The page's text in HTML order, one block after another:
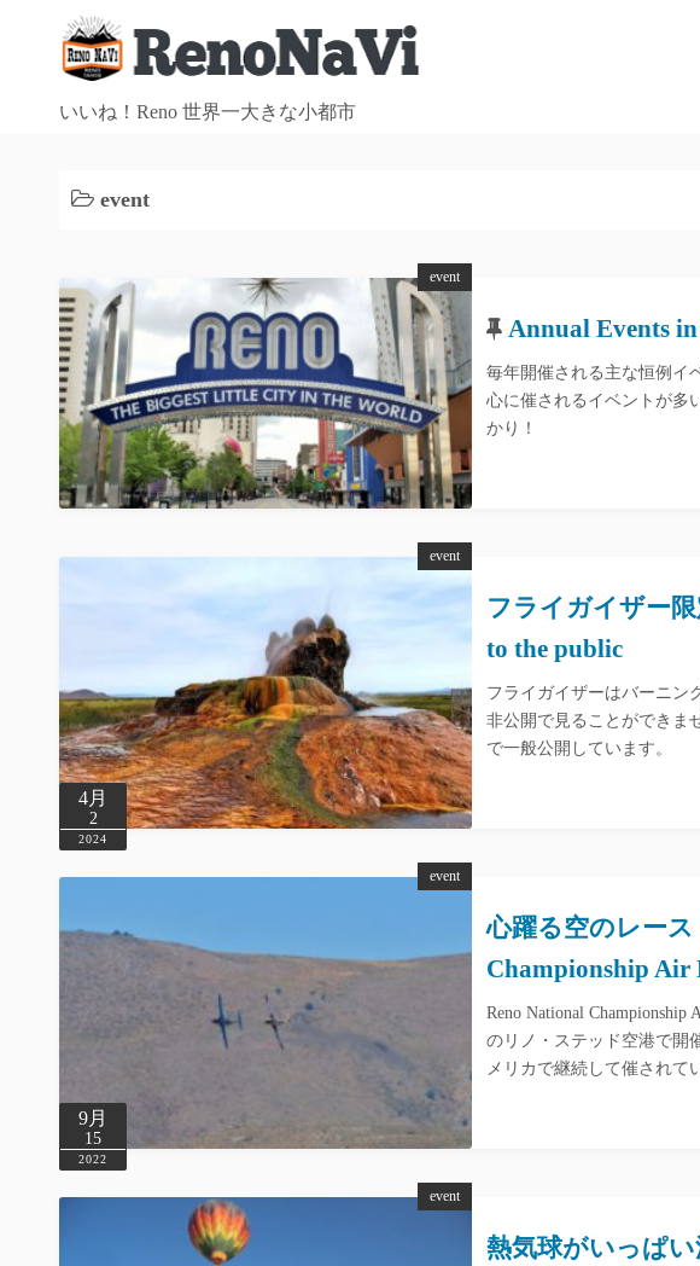
いいね！Reno 世界一大きな小都市
event
event
Annual Events
毎年開催される主な恒例イ
心に催されるイベントが多
かり！
event
4月
2
2024
フライガイザー限
to the public
フライガイザーはバーニン
非公開で見ることができま
で一般公開しています。
event
9月
15
2022
心躍る空のレー
Championship Air
Reno National
のリノ・ステッド空港で開
メリカで継続して催されて
event
熱気球がいっぱ